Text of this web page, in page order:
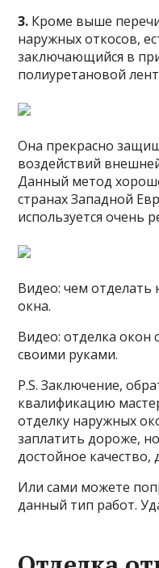
3. Кроме выше
наружных откосов,
заключающийся в
полиуретановой
Она прекрасно
воздействий
Данный метод
странах Западной
используется очень
Видео: чем
окна.
Видео: отделка окон
своими руками.
P.S. Заключение,
квалификацию
отделку наружных
заплатить дороже,
достойное качество,
Или сами можете
данный тип работ.